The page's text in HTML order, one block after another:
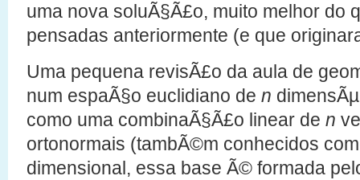
uma nova soluÃ§Ã£o, muito melhor do
pensadas anteriormente (e que
Uma pequena revisÃ£o da aula de
num espaÃ§o euclidiano de n
como uma combinaÃ§Ã£o linear de n
ortonormais (tambÃ©m conhecidos
dimensional, essa base Ã© formada